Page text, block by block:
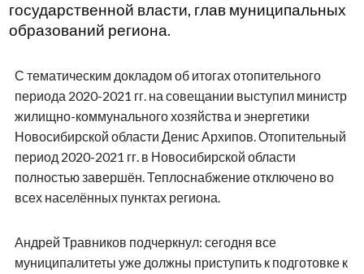
государственной власти, глав муниципальных
образований региона.
С тематическим докладом об итогах отопительного
периода 2020-2021 гг. на совещании выступил министр
жилищно-коммунального хозяйства и энергетики
Новосибирской области Денис Архипов. Отопительный
период 2020-2021 гг. в Новосибирской области
полностью завершён. Теплоснабжение отключено во
всех населённых пунктах региона.
Андрей Травников подчеркнул: сегодня все
муниципалитеты уже должны приступить к подготовке к